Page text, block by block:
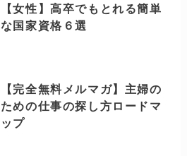
【女性】高卒でもとれる簡単
な国家資格６選
【完全無料メルマガ】主婦の
ための仕事の探し方ロードマ
ップ